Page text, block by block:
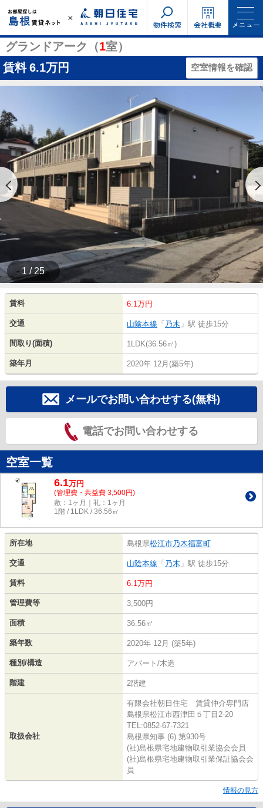
物件検索 会社概要 メニュー
グランドアーク（1室）
賃料 6.1万円 空室情報を確認
1 / 25
賃料 6.1万円
交通 山陰本線 「 乃木 」駅 徒歩15分
間取り(面積) 1LDK(36.56㎡)
築年月 2020年 12月(築5年)
メールでお問い合わせする(無料)
電話でお問い合わせする
空室一覧
6.1万円
(管理費・共益費 3,500円)
敷：1ヶ月｜礼：1ヶ月
1階 / 1LDK / 36.56㎡
所在地 島根県松江市乃木福富町
交通 山陰本線 「 乃木 」駅 徒歩15分
賃料 6.1万円
管理費等 3,500円
面積 36.56㎡
築年数 2020年 12月 (築5年)
種別/構造 アパート/木造
階建 2階建
取扱会社
有限会社朝日住宅 賃貸仲介専門店
島根県松江市西津田５丁目2-20
TEL:0852-67-7321
島根県知事 (6) 第930号
(社)島根県宅地建物取引業協会会員
(社)島根県宅地建物取引業保証協会会
員
情報の見方